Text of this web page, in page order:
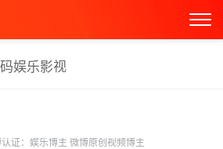
娱乐影视
证：娱乐博主 微博原创视频博主